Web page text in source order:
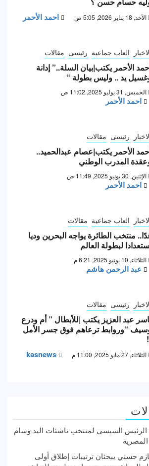
الأحد, 18 يناير 2026, 5:05 ص احمد الأحمر
العاب جماعية رئيسى مقالات
الأحمر يكتب|بيان السلة..” إدانة
يد .. وليس بطولة “
الخميس, 31 يوليو 2025, 11:02 ص
احمد الأحمر
رئيسى مقالات
الأحمر يكتب|عصام عبدالحميد..
المدرب الوطني
الإثنين, 30 يونيو 2025, 11:49 ص
احمد الأحمر
العاب جماعية مقالات
منتخب الطائرة يواجه البحرين وديا
لبطولة العالم
الثلاثاء, 10 يونيو 2025, 6:21 م
عبد الرحمن هاشم
رئيسى مقالات
عبد العزيز يكتب |للأبطال ” أم ودرع
“وروابط ترعاهم فوق جسر الأمل
الثلاثاء, 27 مايو 2025, 11:00 م kasnews
الرئيس السيسي لمنتخب ناشئات اليد وسام
حسني يبحثان ترتيبات إطلاق أولى